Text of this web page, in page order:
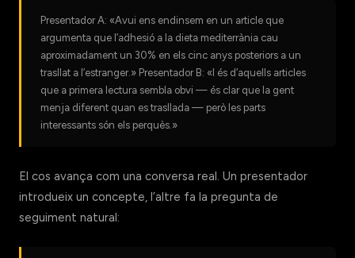
Presentador A: «Avui ens endinsem en un article que
argumenta que l’adhesió a la dieta mediterrània cau
aproximadament un 30% en els cinc anys posteriors a un
trasllat a l’estranger.» Presentador B: «I és d’aquells articles
que a primera lectura sembla obvi — és clar que la gent
menja diferent quan es trasllada — però les parts
interessants són els perquès.»
El cos avança com una conversa real. Un presentador
introdueix un concepte, l’altre fa la pregunta de
seguiment natural: